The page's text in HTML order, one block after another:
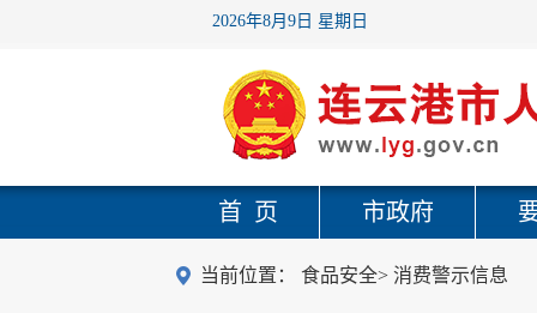
2026年8月9日 星期日
首 页 市政府
当前位置： 食品安全> 消费警示信息